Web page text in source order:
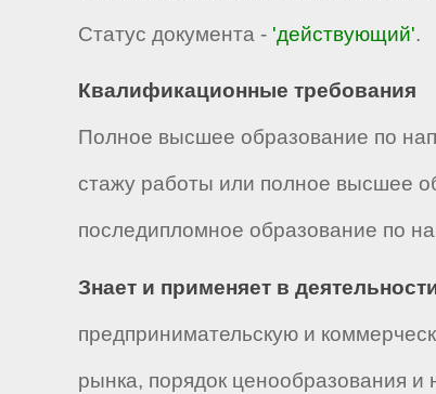
Статус документа - 'действующий'.
Квалификационные требования
Полное высшее образование по
стажу работы или полное высшее
последипломное образование по
Знает и применяет в
предпринимательскую и
рынка, порядок ценообразования